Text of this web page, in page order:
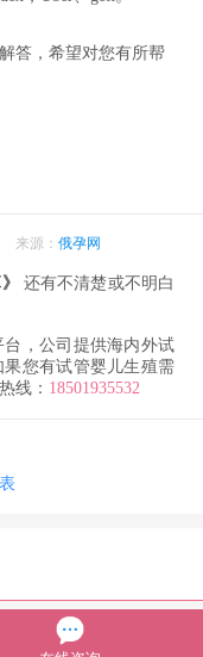
答，希望对您有所帮
来源： 俄孕网
还有不清楚或不明白
，公司提供海内外试
您有试管婴儿生殖需
线： 18501935532